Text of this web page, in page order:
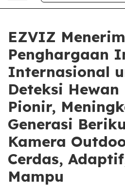
EZVIZ
Penghargaan
Internasional
Deteksi
Pionir,
Generasi
Kamera
Cerdas,
Mampu